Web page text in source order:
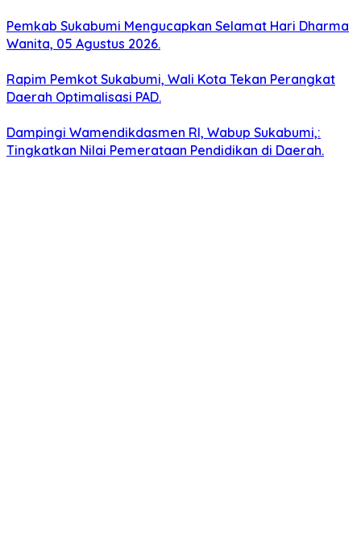
Pemkab Sukabumi Mengucapkan Selamat Hari Dharma
Wanita, 05 Agustus 2026.
Rapim Pemkot Sukabumi, Wali Kota Tekan Perangkat
Daerah Optimalisasi PAD.
Dampingi Wamendikdasmen RI, Wabup Sukabumi,:
Tingkatkan Nilai Pemerataan Pendidikan di Daerah.